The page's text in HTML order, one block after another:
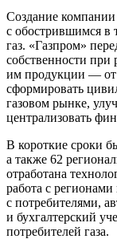
Создание
с обострившимся в
газ. «Газпром»
собственности при
им продукции — от
сформировать
газовом рынке,
централизовать
В короткие сроки
а также 62
отработана
работа с
с потребителями,
и бухгалтерский
потребителей газа.